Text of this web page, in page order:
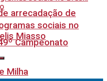
arrecadação de
Campeonato
Milha
sociais no
Miasso